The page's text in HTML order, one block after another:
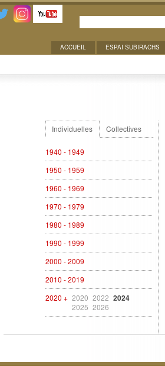
ESPAI SUBIRACHS
ACCUEIL
Individuelles Collectives
1940 - 1949
1950 - 1959
1960 - 1969
1970 - 1979
1980 - 1989
1990 - 1999
2000 - 2009
2010 - 2019
2020 + 2020 2022 2024
2025 2026